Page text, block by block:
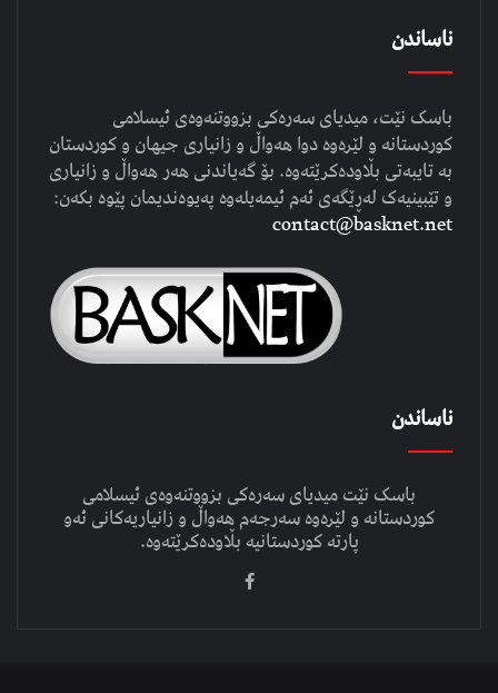
ناساندن
باسک نێت، میدیای سەرەکی بزووتنەوەی ئیسلامی
کوردستانە و لێرەوە دوا هەواڵ و زانیاری جیهان و کوردستان
بە تایبەتی بڵاودەکرێتەوە. بۆ گەیاندنی هەر هەواڵ و زانیاری
و تێبینیەک لەڕێگەی ئەم ئیمەیلەوە پەیوەندیمان پێوە بکەن:
contact@basknet.net
ناساندن
باسک نێت میدیای سەرەکی بزووتنەوەی ئیسلامی
کوردستانە و لێرەوە سەرجەم هەواڵ و زانیاریەکانی ئەو
پارتە کوردستانیە بڵاودەکرێتەوە.